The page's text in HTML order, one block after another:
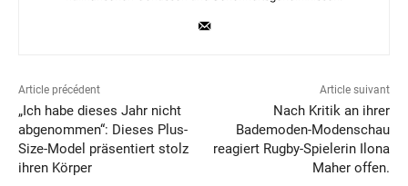
Article précédent
„Ich habe dieses Jahr nicht
abgenommen“: Dieses Plus-
Size-Model präsentiert stolz
ihren Körper
Article suivant
Nach Kritik an ihrer
Bademoden-Modenschau
reagiert Rugby-Spielerin Ilona
Maher offen.